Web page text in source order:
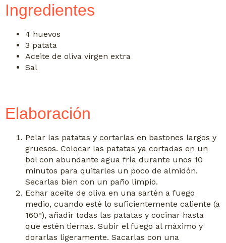
Ingredientes
4 huevos
3 patata
Aceite de oliva virgen extra
Sal
Elaboración
Pelar las patatas y cortarlas en bastones largos y
gruesos. Colocar las patatas ya cortadas en un
bol con abundante agua fría durante unos 10
minutos para quitarles un poco de almidón.
Secarlas bien con un paño limpio.
Echar aceite de oliva en una sartén a fuego
medio, cuando esté lo suficientemente caliente (a
160º), añadir todas las patatas y cocinar hasta
que estén tiernas. Subir el fuego al máximo y
dorarlas ligeramente. Sacarlas con una